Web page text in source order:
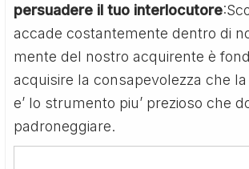
persuadere il tuo interlocutore
accade costantemente dentro di
mente del nostro acquirente è
acquisire la consapevolezza che
e’ lo strumento piu’ prezioso che
padroneggiare.